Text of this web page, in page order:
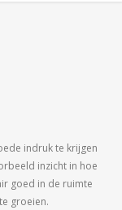
indruk te krijgen
inzicht in hoe
goed in de ruimte
groeien.